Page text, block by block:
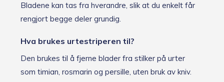
Bladene kan tas fra hverandre, slik at du enkelt får
rengjort begge deler grundig.
Hva brukes urtestriperen til?
Den brukes til å fjerne blader fra stilker på urter
som timian, rosmarin og persille, uten bruk av kniv.